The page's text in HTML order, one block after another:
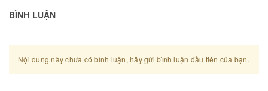
BÌNH LUẬN
Nội dung này chưa có bình luận, hãy gửi bình luận đầu tiên của bạn.